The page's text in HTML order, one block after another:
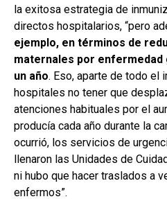
la exitosa estrategia de
directos hospitalarios, “pero
ejemplo, en términos de
maternales por enfermedad
un año. Eso, aparte de todo el
hospitales no tener que
atenciones habituales por el
producía cada año durante la
ocurrió, los servicios de
llenaron las Unidades de
ni hubo que hacer traslados a
enfermos”.